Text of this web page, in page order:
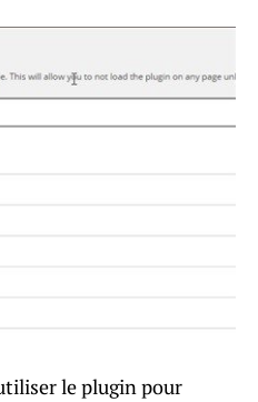
le plugin pour